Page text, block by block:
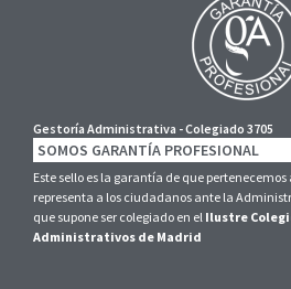
Gestoría Administrativa - Colegiado 3705
SOMOS GARANTÍA PROFESIONAL
Este sello es la garantía de que
representa a los ciudadanos ante la
que supone ser colegiado en el Ilustre
Administrativos de Madrid